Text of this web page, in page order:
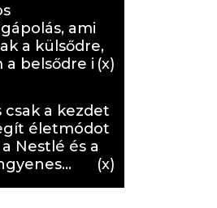
ami
a külsődre,
a belsődre is
csak a kezdet
életmódot
Nestlé és a